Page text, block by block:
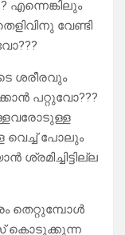
എന്നെങ്കിലും
വേണ്ടി
ശരീരവും
പറ്റുവോ???
വെച്ച് പോലും
തെറ്റുമ്പോൾ
കൊടുക്കുന്ന